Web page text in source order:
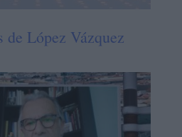
de López Vázquez